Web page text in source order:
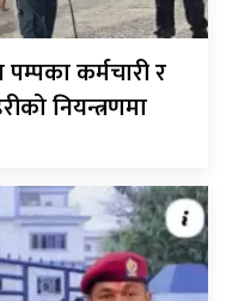
कर्मचारी र
नियन्त्रणमा